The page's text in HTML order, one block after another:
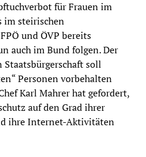
für Frauen im
im steirischen
und ÖVP bereits
auch im Bund folgen. Der
soll
Personen vorbehalten
Karl Mahrer hat gefordert,
auf den Grad ihrer
ihre Internet-Aktivitäten